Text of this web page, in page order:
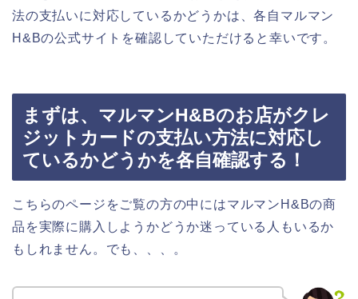
法の支払いに対応しているかどうかは、各自マルマン
H&Bの公式サイトを確認していただけると幸いです。
まずは、マルマンH&Bのお店がクレ
ジットカードの支払い方法に対応し
ているかどうかを各自確認する！
こちらのページをご覧の方の中にはマルマンH&Bの商
品を実際に購入しようかどうか迷っている人もいるか
もしれません。でも、、、。